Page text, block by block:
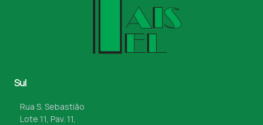
Sul
Rua S. Sebastião
Lote 11, Pav. 11,